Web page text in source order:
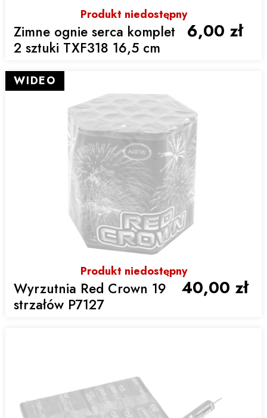
Produkt niedostępny
Zimne ognie serca komplet
2 sztuki TXF318 16,5 cm
6,00 zł
Produkt niedostępny
Wyrzutnia Red Crown 19
strzałów P7127
40,00 zł
WIDEO